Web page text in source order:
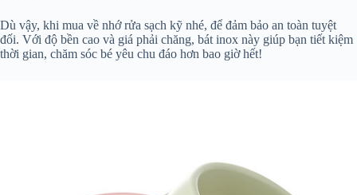
Dù vậy, khi mua về nhớ rửa sạch kỹ nhé, để đảm bảo an toàn tuyệt
đối. Với độ bền cao và giá phải chăng, bát inox này giúp bạn tiết kiệm
thời gian, chăm sóc bé yêu chu đáo hơn bao giờ hết!